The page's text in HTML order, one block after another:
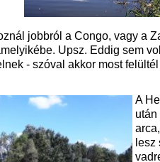
jobbról a Congo, vagy a
Upsz. Eddig sem
- szóval akkor most
A
után
lesz